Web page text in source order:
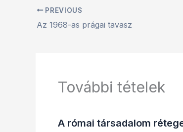
PREVIOUS
Az 1968-as prágai tavasz
További tételek
A római társadalom